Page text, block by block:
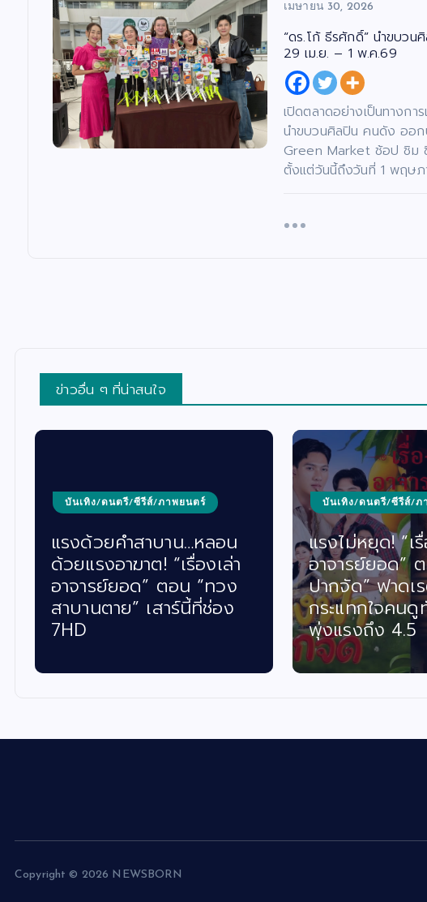
เมษายน 30, 2026
“ดร.โก้ ธีรศักดิ์” นำขบวน
29 เม.ย. – 1 พ.ค.69
เปิดตลาดอย่างเป็นทางกา
นำขบวนศิลปิน คนดัง ออก
Green Market ช้อป ชิม
ตั้งแต่วันนี้ถึงวันที่ 1 พฤษ
ข่าวอื่น ๆ ที่น่าสนใจ
บันเทิง/ดนตรี/ซีรีส์/ภาพยนตร์
แรงไม่หยุด! “เรื่องเล่า
อาจารย์ยอด” ตอน “นางฟ้า
ปากจัด” ฟาดเรตติ้งเดือด
กระแทกใจคนดูทั่วประเทศ
พุ่งแรงถึง 4.5
บันเทิง/ดนตรี/ซีรีส์/ภ
“บอย เจตนิพั
เฟ้นหาดาวดว
ฟอร์มยักษ์ “โ
ค้นหานักแสดง
สามารถ พร้อ
กรรมการระดับ
ตัดสิน
Copyright © 2026 NEWSBORN